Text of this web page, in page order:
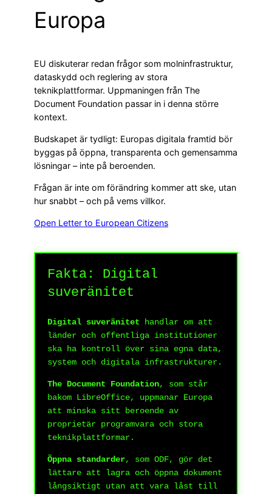
Europa
EU diskuterar redan frågor som molninfrastruktur,
dataskydd och reglering av stora
teknikplattformar. Uppmaningen från The
Document Foundation passar in i denna större
kontext.
Budskapet är tydligt: Europas digitala framtid bör
byggas på öppna, transparenta och gemensamma
lösningar – inte på beroenden.
Frågan är inte om förändring kommer att ske, utan
hur snabbt – och på vems villkor.
Open Letter to European Citizens
Fakta: Digital
suveränitet
Digital suveränitet handlar om att
länder och offentliga institutioner
ska ha kontroll över sina egna data,
system och digitala infrastrukturer.
The Document Foundation, som står
bakom LibreOffice, uppmanar Europa
att minska sitt beroende av
proprietär programvara och stora
teknikplattformar.
Öppna standarder, som ODF, gör det
lättare att lagra och öppna dokument
långsiktigt utan att vara låst till